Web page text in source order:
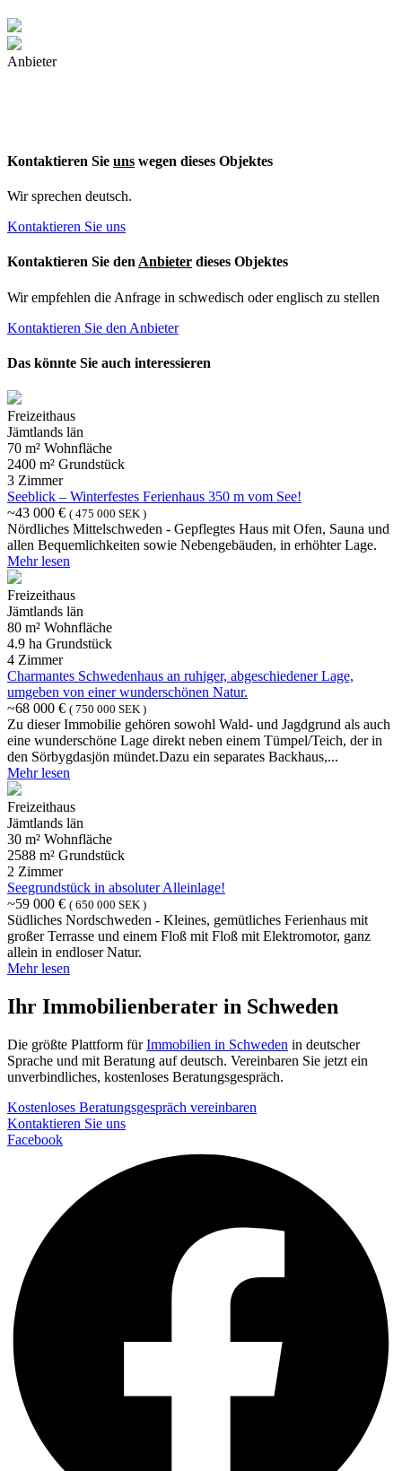
Anbieter
Kontaktieren Sie uns wegen dieses Objektes
Wir sprechen deutsch.
Kontaktieren Sie uns
Kontaktieren Sie den Anbieter dieses Objektes
Wir empfehlen die Anfrage in schwedisch oder englisch zu stellen
Kontaktieren Sie den Anbieter
Das könnte Sie auch interessieren
Freizeithaus
Jämtlands län
70 m² Wohnfläche
2400 m² Grundstück
3 Zimmer
Seeblick – Winterfestes Ferienhaus 350 m vom See!
~43 000 € ( 475 000 SEK )
Nördliches Mittelschweden - Gepflegtes Haus mit Ofen, Sauna und
allen Bequemlichkeiten sowie Nebengebäuden, in erhöhter Lage.
Mehr lesen
Freizeithaus
Jämtlands län
80 m² Wohnfläche
4.9 ha Grundstück
4 Zimmer
Charmantes Schwedenhaus an ruhiger, abgeschiedener Lage,
umgeben von einer wunderschönen Natur.
~68 000 € ( 750 000 SEK )
Zu dieser Immobilie gehören sowohl Wald- und Jagdgrund als auch
eine wunderschöne Lage direkt neben einem Tümpel/Teich, der in
den Sörbygdasjön mündet.Dazu ein separates Backhaus,...
Mehr lesen
Freizeithaus
Jämtlands län
30 m² Wohnfläche
2588 m² Grundstück
2 Zimmer
Seegrundstück in absoluter Alleinlage!
~59 000 € ( 650 000 SEK )
Südliches Nordschweden - Kleines, gemütliches Ferienhaus mit
großer Terrasse und einem Floß mit Floß mit Elektromotor, ganz
allein in endloser Natur.
Mehr lesen
Ihr Immobilienberater in Schweden
Die größte Plattform fürImmobilien in Schweden in deutscher
Sprache und mit Beratung auf deutsch. Vereinbaren Sie jetzt ein
unverbindliches, kostenloses Beratungsgespräch.
Kostenloses Beratungsgespräch vereinbaren
Kontaktieren Sie uns
Facebook